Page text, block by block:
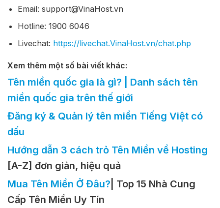
Email: support@VinaHost.vn
Hotline: 1900 6046
Livechat: https://livechat.VinaHost.vn/chat.php
Xem thêm một số bài viết khác:
Tên miền quốc gia là gì? | Danh sách tên
miền quốc gia trên thế giới
Đăng ký & Quản lý tên miền Tiếng Việt có
dấu
Hướng dẫn 3 cách trỏ Tên Miền về Hosting
[A-Z] đơn giản, hiệu quả
Mua Tên Miền Ở Đâu? | Top 15 Nhà Cung
Cấp Tên Miền Uy Tín